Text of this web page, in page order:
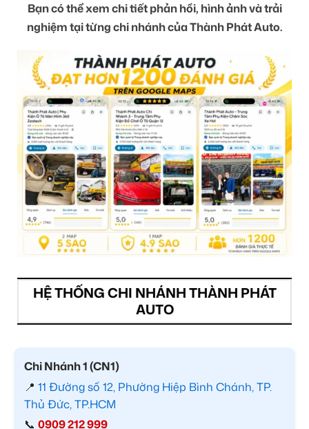
Bạn có thể xem chi tiết phản hồi, hình ảnh và trải
nghiệm tại từng chi nhánh của Thành Phát Auto.
HỆ THỐNG CHI NHÁNH THÀNH PHÁT
AUTO
Chi Nhánh 1 (CN1)
📍 11 Đường số 12, Phường Hiệp Bình Chánh, TP.
Thủ Đức, TP.HCM
📞 0909 212 999